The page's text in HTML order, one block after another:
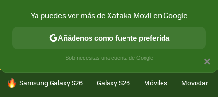
CONECTIVIDAD MÓVIL Y SOCIEDAD APLICACIONES
HOY SE HABLA DE
Samsung Galaxy S26 Galaxy S26 Móviles Movistar
×
Ya puedes ver más de Xataka Movil en Google
Añádenos como fuente preferida
Solo necesitas una cuenta de Google